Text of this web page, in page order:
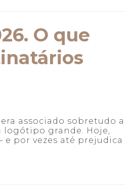
O que
associado sobretudo a
logótipo grande. Hoje,
e por vezes até prejudica